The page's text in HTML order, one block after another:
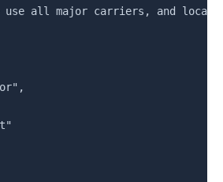
use all major carriers, and local